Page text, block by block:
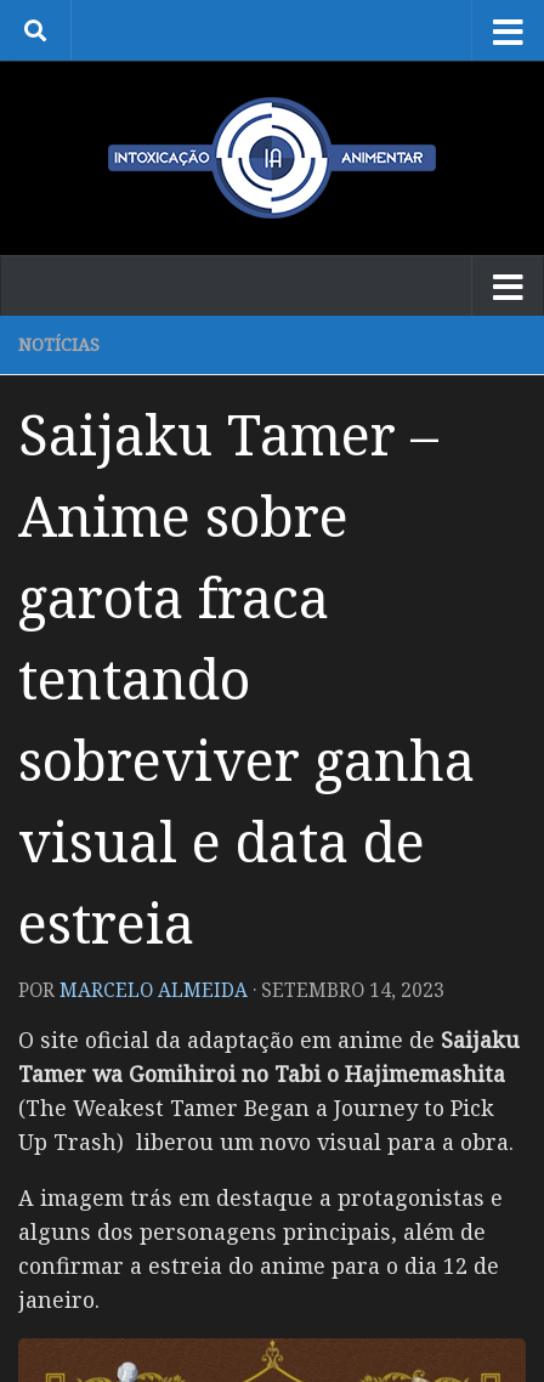
Skip to content
NOTÍCIAS
Saijaku Tamer –
Anime sobre
garota fraca
tentando
sobreviver ganha
visual e data de
estreia
PORMARCELO ALMEIDA · SETEMBRO 14, 2023
O site oficial da adaptação em anime de Saijaku
Tamer wa Gomihiroi no Tabi o Hajimemashita
(The Weakest Tamer Began a Journey to Pick
Up Trash) liberou um novo visual para a obra.
A imagem trás em destaque a protagonistas e
alguns dos personagens principais, além de
confirmar a estreia do anime para o dia 12 de
janeiro.